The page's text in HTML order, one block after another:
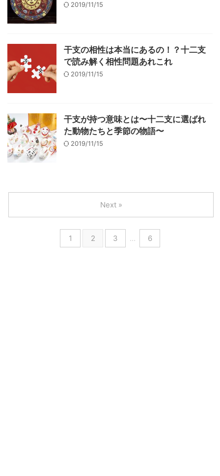
2019/11/15
干支の相性は本当にあるの！？十二支
で読み解く相性問題あれこれ
2019/11/15
干支が持つ意味とは〜十二支に選ばれ
た動物たちと季節の物語〜
2019/11/15
1 2 3 … 6
Next »